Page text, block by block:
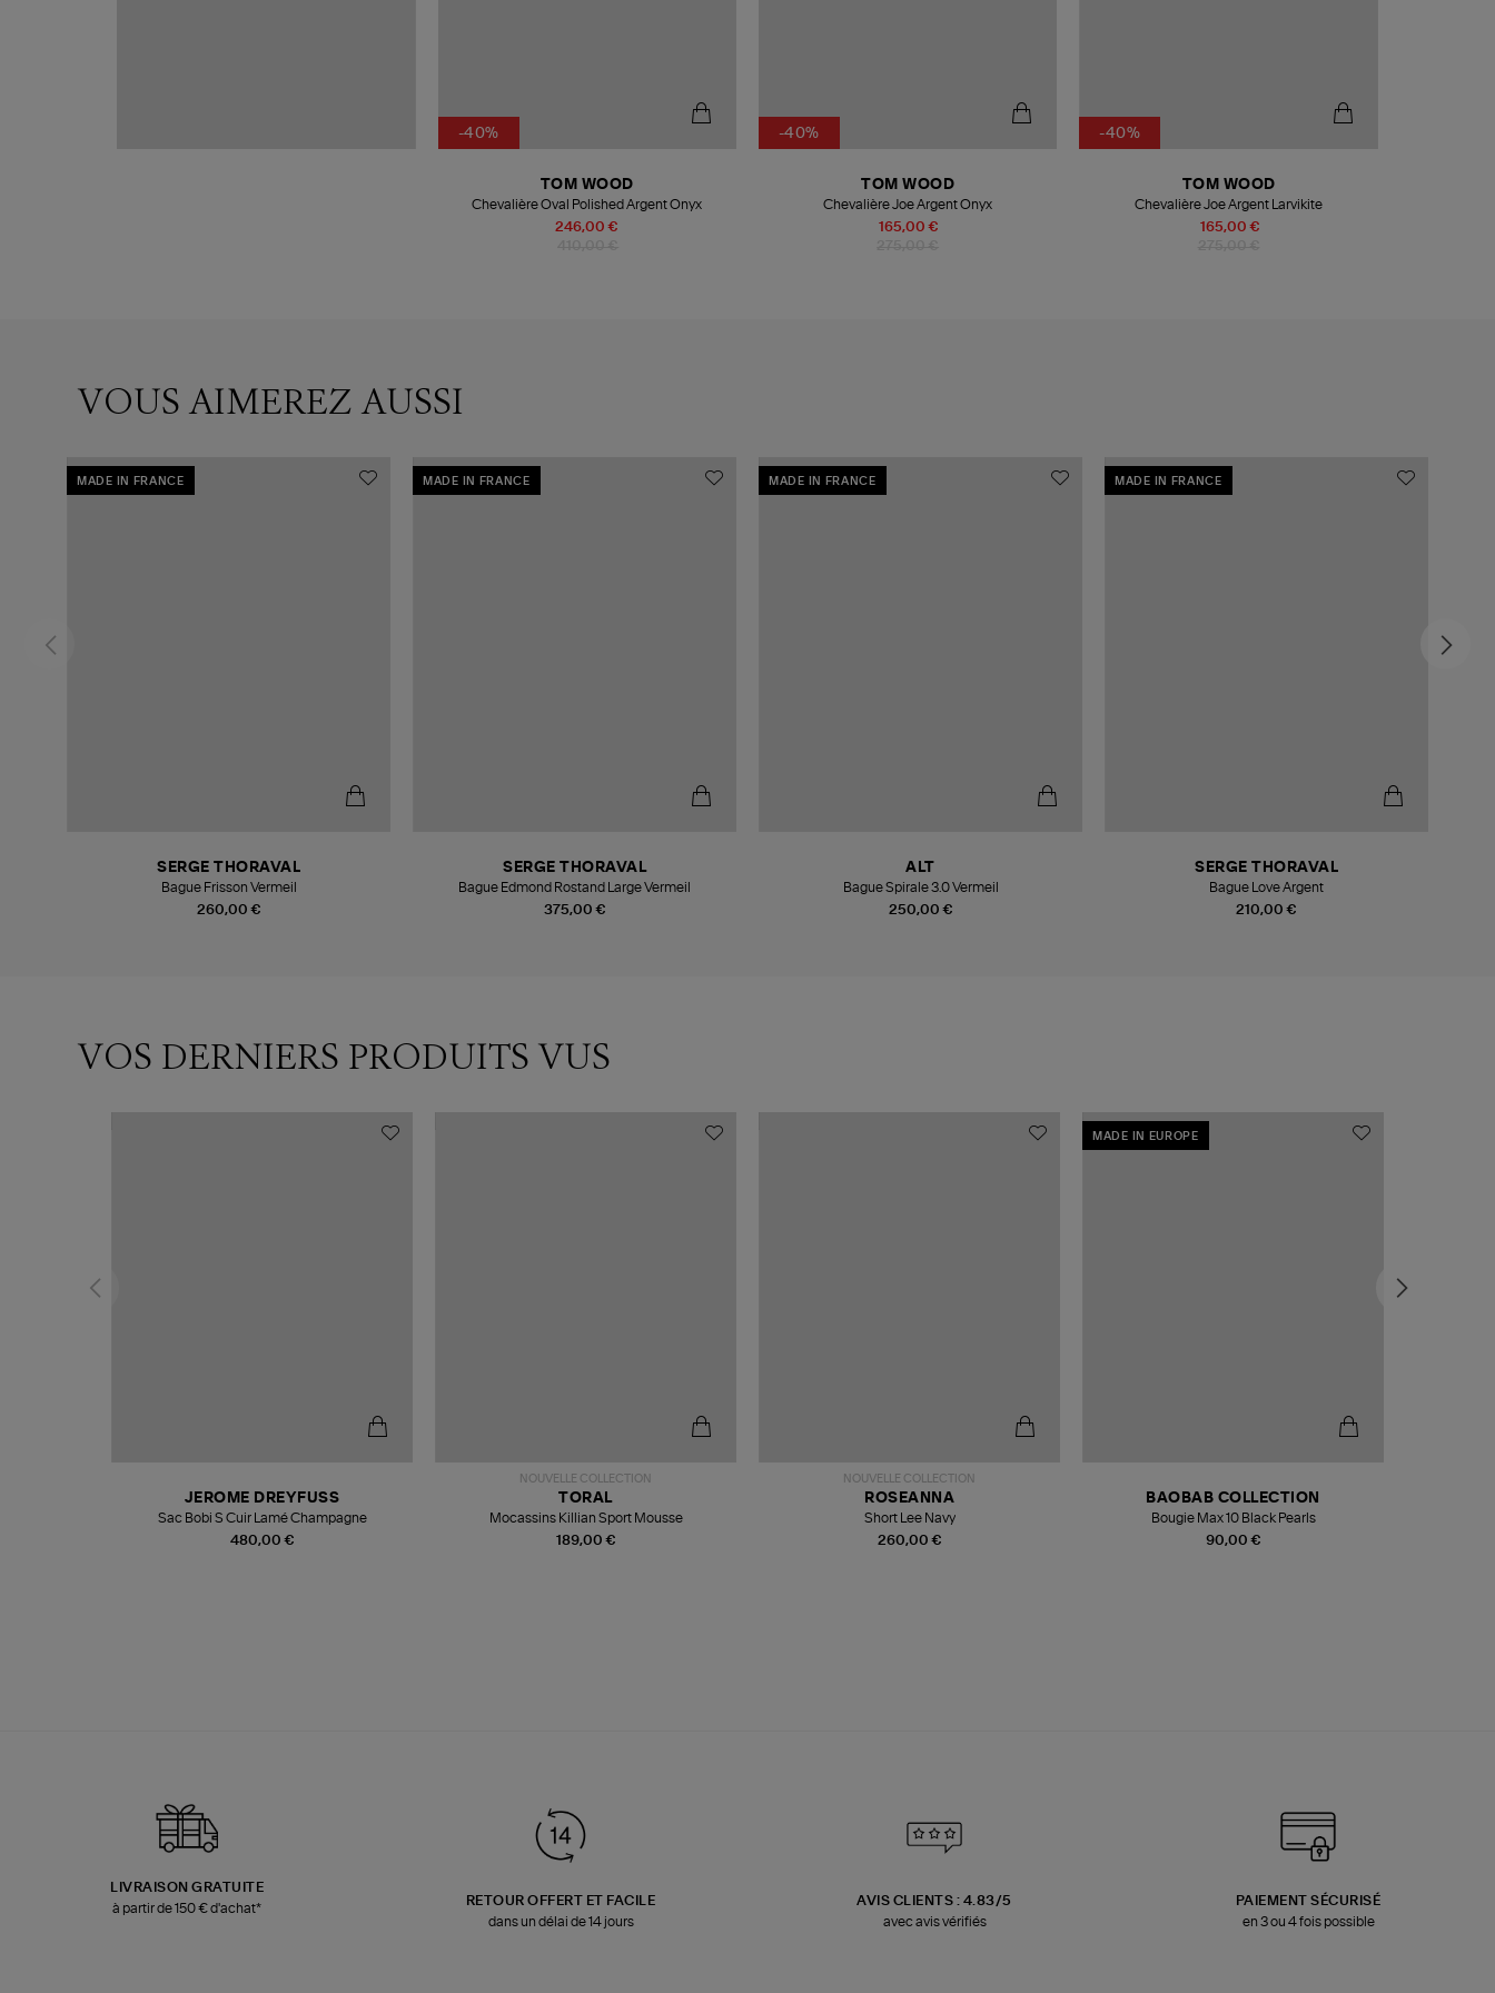
-40%
246,00 €
TOM WOOD
Chevalière Oval Polished Argent Onyx
-40%
165,00 €
TOM WOOD
Chevalière Joe Argent Onyx
-40%
165,00 €
TOM WOOD
Chevalière Joe Argent Larvikite
VOUS AIMEREZ AUSSI
MADE IN FRANCE
260,00 €
SERGE THORAVAL
Bague Frisson Vermeil
MADE IN FRANCE
375,00 €
SERGE THORAVAL
Bague Edmond Rostand Large Vermeil
MADE IN FRANCE
250,00 €
ALT
Bague Spirale 3.0 Vermeil
MADE IN FRANCE
210,00 €
SERGE THORAVAL
Bague Love Argent
VOS DERNIERS PRODUITS VUS
480,00 €
JEROME DREYFUSS
Sac Bobi S Cuir Lamé Champagne
NOUVELLE COLLECTION
189,00 €
TORAL
Mocassins Killian Sport Mousse
NOUVELLE COLLECTION
260,00 €
ROSEANNA
Short Lee Navy
MADE IN EUROPE
90,00 €
BAOBAB COLLECTION
Bougie Max 10 Black Pearls
LIVRAISON GRATUITE
à partir de 150 € d'achat*
RETOUR OFFERT ET FACILE
dans un délai de 14 jours
AVIS CLIENTS : 4.83/5
avec avis vérifiés
PAIEMENT SÉCURISÉ
en 3 ou 4 fois possible